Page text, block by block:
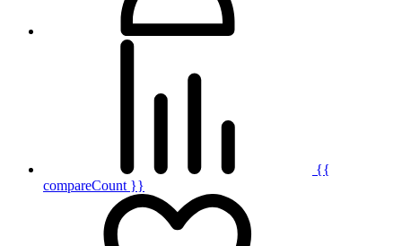
{{
compareCount }}